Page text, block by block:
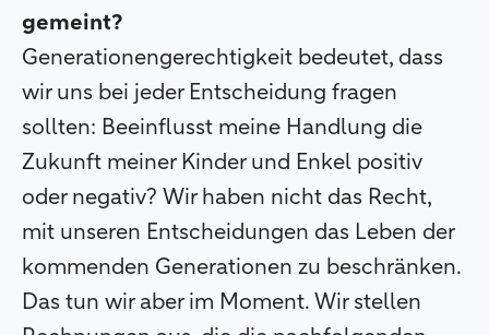
gemeint?
Generationengerechtigkeit bedeutet, dass
wir uns bei jeder Entscheidung fragen
sollten: Beeinflusst meine Handlung die
Zukunft meiner Kinder und Enkel positiv
oder negativ? Wir haben nicht das Recht,
mit unseren Entscheidungen das Leben der
kommenden Generationen zu beschränken.
Das tun wir aber im Moment. Wir stellen